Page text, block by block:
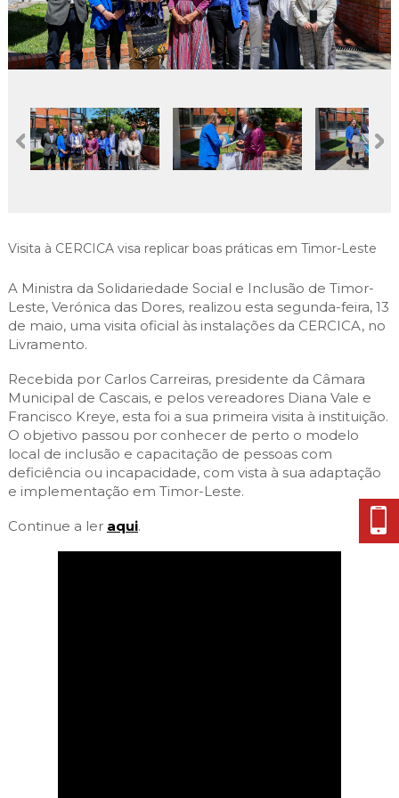
Planeamento Estratégico
Reabilitação urbana
Cascais Próxima
Economia & Inovação
Governação
Mobilidade
Sociedade & Educação
Jornal C
Agenda do executivo
VIVER
VISITAR
TEMPOS LIVRES
MAPA DO PORTAL
Visita à CERCICA visa replicar boas práticas em Timor-Leste
A Ministra da Solidariedade Social e Inclusão de Timor-
Leste, Verónica das Dores, realizou esta segunda-feira, 13
de maio, uma visita oficial às instalações da CERCICA, no
Livramento.
Recebida por Carlos Carreiras, presidente da Câmara
Municipal de Cascais, e pelos vereadores Diana Vale e
Francisco Kreye, esta foi a sua primeira visita à instituição.
O objetivo passou por conhecer de perto o modelo
local de inclusão e capacitação de pessoas com
deficiência ou incapacidade, com vista à sua adaptação
e implementação em Timor-Leste.
Continue a ler aqui.